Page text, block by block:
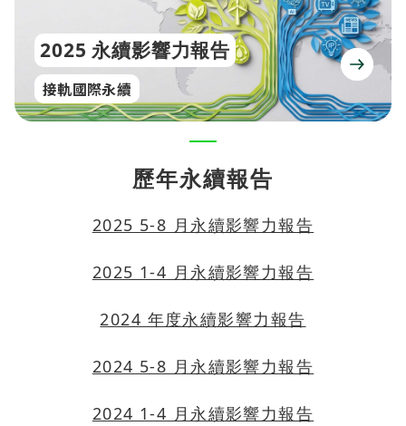
2025 永續影響力報告
接軌國際永續
歷年永續報告
2025 5-8 月永續影響力報告
2025 1-4 月永續影響力報告
2024 年度永續影響力報告
2024 5-8 月永續影響力報告
2024 1-4 月永續影響力報告